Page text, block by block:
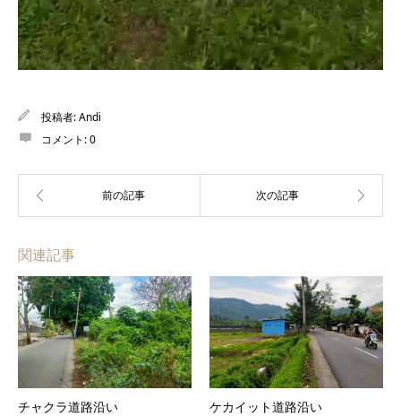
投稿者:Andi
コメント:0
関連記事
チャクラ道路沿い ケカイット道路沿い